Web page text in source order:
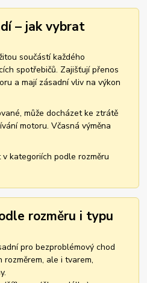
– jak vybrat
součástí každého
spotřebičů. Zajišťují přenos
a mají zásadní vliv na výkon
může docházet ke ztrátě
motoru. Včasná výměna
kategoriích podle rozměru
rozměru i typu
pro bezproblémový chod
rozměrem, ale i tvarem,